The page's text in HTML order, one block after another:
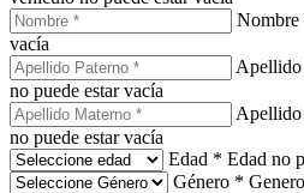
Nombre
vacía
Apellido
no puede estar vacía
no puede estar vacía
Edad * Edad no
Género *